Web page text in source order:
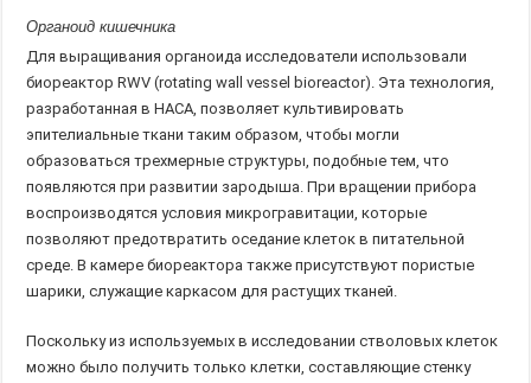
Органоид кишечника
Для выращивания органоида исследователи использовали
биореактор RWV (rotating wall vessel bioreactor). Эта технология,
разработанная в НАСА, позволяет культивировать
эпителиальные ткани таким образом, чтобы могли
образоваться трехмерные структуры, подобные тем, что
появляются при развитии зародыша. При вращении прибора
воспроизводятся условия микрогравитации, которые
позволяют предотвратить оседание клеток в питательной
среде. В камере биореактора также присутствуют пористые
шарики, служащие каркасом для растущих тканей.
Поскольку из используемых в исследовании стволовых клеток
можно было получить только клетки, составляющие стенку